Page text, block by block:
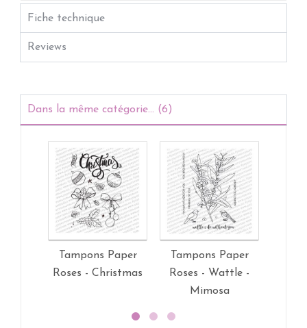
Fiche technique
Reviews
Dans la même catégorie... (6)
Tampons Paper
Roses - Christmas
Tampons Paper
Roses - Wattle -
Mimosa